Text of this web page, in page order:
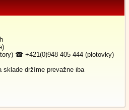
☎ +421(0)948 405 444 (plotovky)
sklade držíme prevažne iba